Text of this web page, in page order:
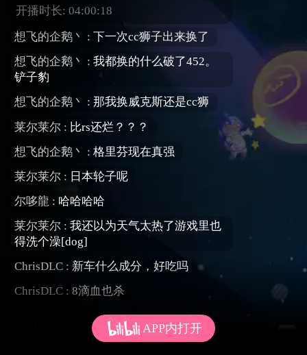
开播时长: 04:00:19
想飞的企鹅丶 :下一次cc狮子出来换了
想飞的企鹅丶 :我都换的什么破了452。
铲子豹
想飞的企鹅丶 :那我换威克斯还是cc狮
莱尔莱尔 : 比rs还烂？？？
想飞的企鹅丶 :格里芬现在真强
莱尔莱尔 : 日本轮子呢
尔哆龍 : 哈哈哈哈
莱尔莱尔 :我还以为天气太热了游戏里也
得洗个澡[dog]
ChrisDLC : 新车什么成分，好吃吗
ChrisDLC :8滴血也杀
APP内打开